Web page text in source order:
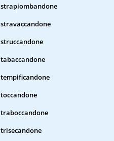
strapiombandone
stravaccandone
struccandone
tabaccandone
tempificandone
toccandone
traboccandone
trisecandone